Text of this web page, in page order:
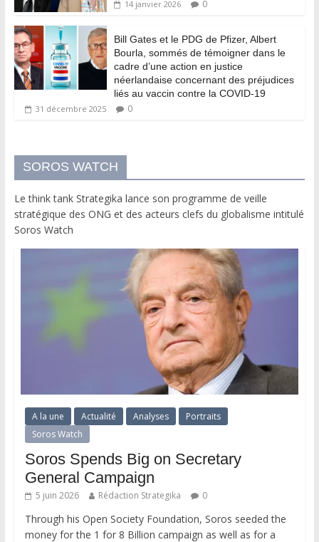
14 janvier 2026 0
Bill Gates et le PDG de Pfizer, Albert
Bourla, sommés de témoigner dans le
cadre d’une action en justice
néerlandaise concernant des préjudices
liés au vaccin contre la COVID-19
31 décembre 2025 0
SOROS WATCH
Le think tank Strategika lance son programme de veille
stratégique des ONG et des acteurs clefs du globalisme intitulé
Soros Watch
A la une Actualité Analyses
Portraits
Soros Watch
Soros Spends Big on Secretary
General Campaign
5 juin 2026 Rédaction Strategika 0
Through his Open Society Foundation, Soros seeded the
money for the 1 for 8 Billion campaign as well as for a